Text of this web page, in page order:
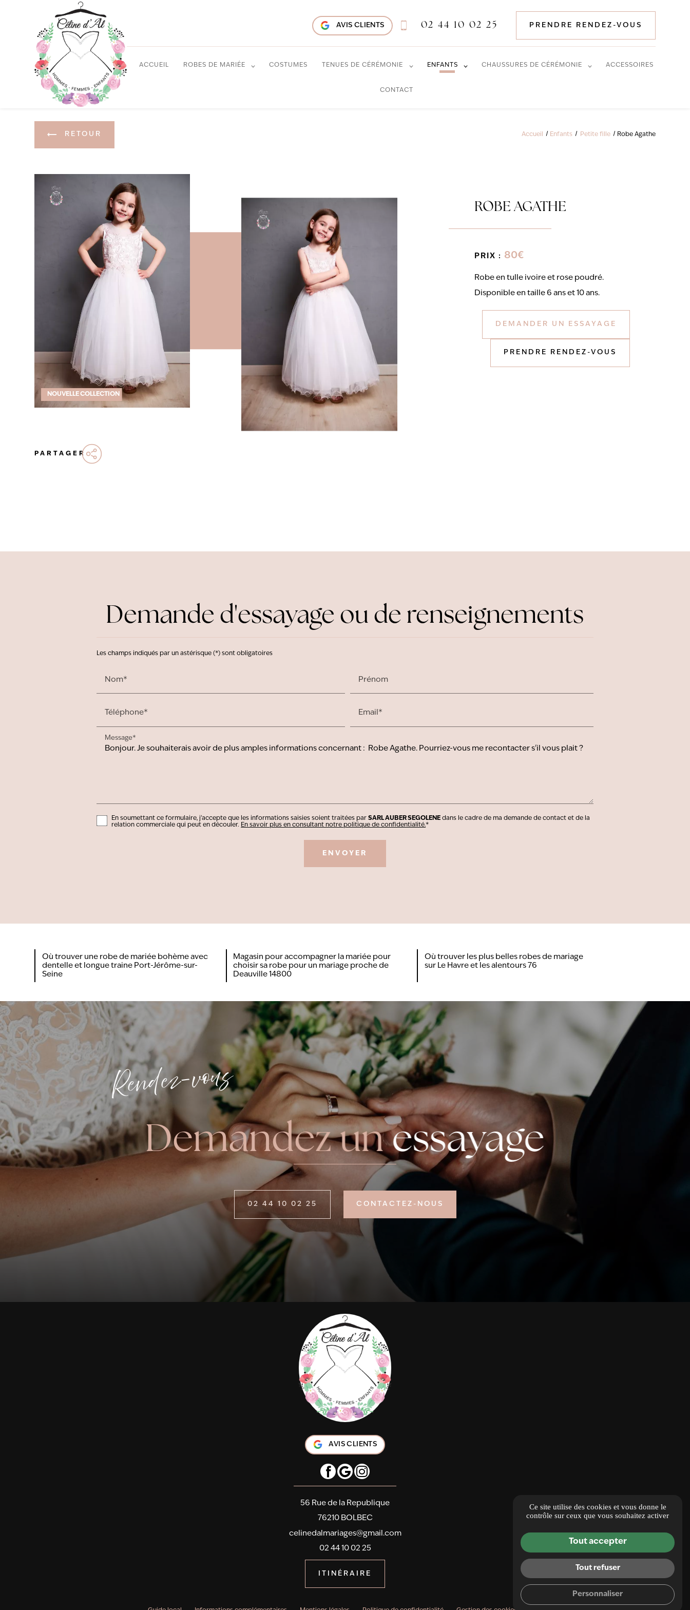
AVIS CLIENTS 02 44 10 02 25 PRENDRE RENDEZ-VOUS
ACCUEIL ROBES DE MARIÉE COSTUMES TENUES DE CÉRÉMONIE ENFANTS CHAUSSURES DE CÉRÉMONIE ACCESSOIRES
CONTACT
Accueil Enfants Petite fille Robe Agathe
RETOUR
NOUVELLE COLLECTION
ROBE AGATHE
PRIX : 80€
Robe en tulle ivoire et rose poudré.
Disponible en taille 6 ans et 10 ans.
DEMANDER UN ESSAYAGE
PRENDRE RENDEZ-VOUS
PARTAGER
Demande d'essayage ou de renseignements
Les champs indiqués par un astérisque (*) sont obligatoires
Nom* Prénom
Téléphone* Email*
Message*
En soumettant ce formulaire, j'accepte que les informations saisies soient traitées parSARL AUBER SEGOLENE dans le cadre de ma demande de contact et de la
relation commerciale qui peut en découler. En savoir plus en consultant notre politique de confidentialité.*
Où trouver une robe de mariée bohème avec
dentelle et longue traine Port-Jérôme-sur-
Seine
Magasin pour accompagner la mariée pour
choisir sa robe pour un mariage proche de
Deauville 14800
Où trouver les plus belles robes de mariage
sur Le Havre et les alentours 76
Rendez-vous
Demandez unessayage
02 44 10 02 25 CONTACTEZ-NOUS
AVIS CLIENTS
56 Rue de la Republique
76210 BOLBEC
celinedalmariages@gmail.com
02 44 10 02 25
ITINÉRAIRE
Panneau de gestion des cookies
Ce site utilise des cookies et vous donne le
contrôle sur ceux que vous souhaitez activer
Tout accepter
Tout refuser
Personnaliser